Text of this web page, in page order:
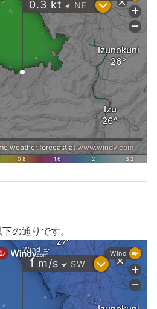
の通りです。